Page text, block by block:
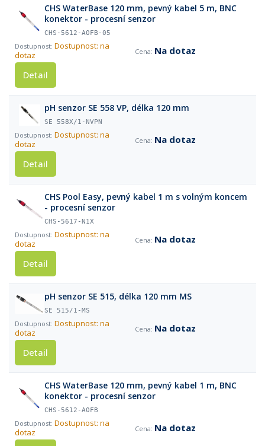
CHS WaterBase 120 mm, pevný kabel 5 m, BNC
konektor - procesní senzor
CHS-5612-A0FB-05
Dostupnost: na
dotaz
Na dotaz
Detail
pH senzor SE 558 VP, délka 120 mm
SE 558X/1-NVPN
Dostupnost: na
dotaz
Na dotaz
Detail
CHS Pool Easy, pevný kabel 1 m s volným koncem
- procesní senzor
CHS-5617-N1X
Dostupnost: na
dotaz
Na dotaz
Detail
pH senzor SE 515, délka 120 mm MS
SE 515/1-MS
Dostupnost: na
dotaz
Na dotaz
Detail
CHS WaterBase 120 mm, pevný kabel 1 m, BNC
konektor - procesní senzor
CHS-5612-A0FB
Dostupnost: na
dotaz
Na dotaz